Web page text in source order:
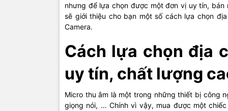
nhưng để lựa chọn được một đơn vị uy tín,
sẽ giới thiệu cho bạn một số cách lựa chọn
Camera.
Cách lựa chọn địa
uy tín, chất lượng
Micro thu âm là một trong những thiết bị công
giọng nói, … Chính vì vậy, mua được một